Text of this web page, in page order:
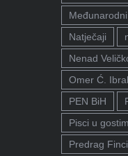
Natječaji
Nenad
Omer Ć.
PEN BiH
Pisci u
Predrag Finci